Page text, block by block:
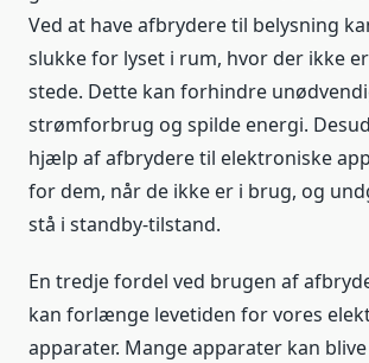
Ved at have afbrydere til belysning
slukke for lyset i rum, hvor der ikke
stede. Dette kan forhindre
strømforbrug og spilde energi.
hjælp af afbrydere til elektroniske
for dem, når de ikke er i brug, og
stå i standby-tilstand.
En tredje fordel ved brugen af
kan forlænge levetiden for vores
apparater. Mange apparater kan